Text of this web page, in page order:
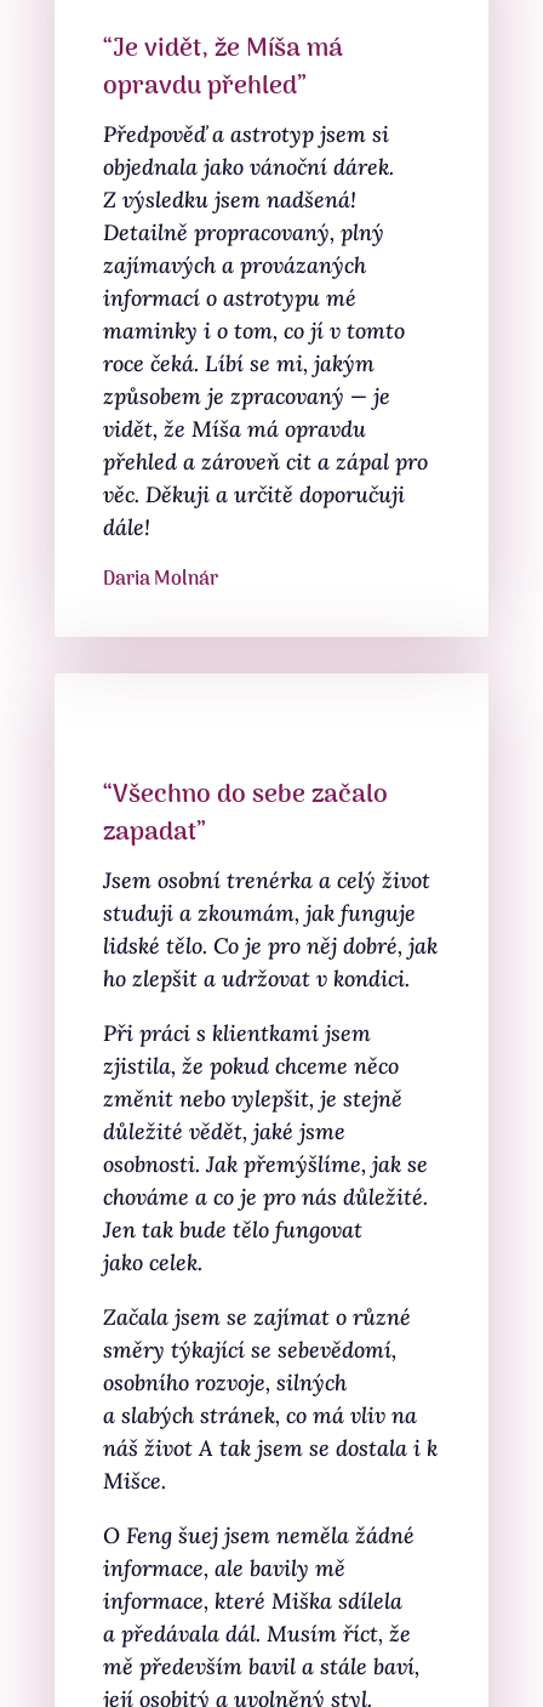
“Je vidět, že Míša má
opravdu přehled”
Předpověď a astrotyp jsem si
objednala jako vánoční dárek.
Z výsledku jsem nadšená!
Detailně propracovaný, plný
zajímavých a provázaných
informací o astrotypu mé
maminky i o tom, co jí v tomto
roce čeká. Líbí se mi, jakým
způsobem je zpracovaný — je
vidět, že Míša má opravdu
přehled a zároveň cit a zápal pro
věc. Děkuji a určitě doporučuji
dále!
Daria Molnár
“Všechno do sebe začalo
zapadat”
Jsem osobní trenérka a celý život
studuji a zkoumám, jak funguje
lidské tělo. Co je pro něj dobré, jak
ho zlepšit a udržovat v kondici.
Při práci s klientkami jsem
zjistila, že pokud chceme něco
změnit nebo vylepšit, je stejně
důležité vědět, jaké jsme
osobnosti. Jak přemýšlíme, jak se
chováme a co je pro nás důležité.
Jen tak bude tělo fungovat
jako celek.
Začala jsem se zajímat o různé
směry týkající se sebevědomí,
osobního rozvoje, silných
a slabých stránek, co má vliv na
náš život A tak jsem se dostala i k
Mišce.
O Feng šuej jsem neměla žádné
informace, ale bavily mě
informace, které Miška sdílela
a předávala dál. Musím říct, že
mě především bavil a stále baví,
její osobitý a uvolněný styl.